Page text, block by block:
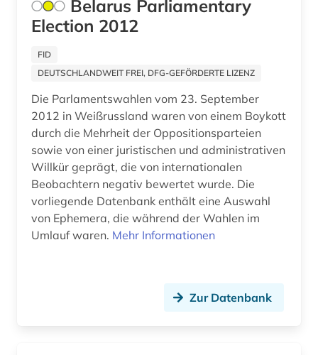
Belarus Parliamentary
Election 2012
FID
DEUTSCHLANDWEIT FREI, DFG-GEFÖRDERTE LIZENZ
Die Parlamentswahlen vom 23. September
2012 in Weißrussland waren von einem Boykott
durch die Mehrheit der Oppositionsparteien
sowie von einer juristischen und administrativen
Willkür geprägt, die von internationalen
Beobachtern negativ bewertet wurde. Die
vorliegende Datenbank enthält eine Auswahl
von Ephemera, die während der Wahlen im
Umlauf waren. Mehr Informationen
Zur Datenbank